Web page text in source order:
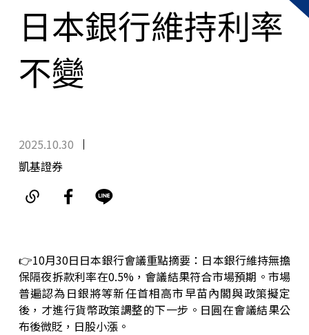
日本銀行維持利率
不變
2025.10.30
凱基證券
👉10月30日日本銀行會議重點摘要：日本銀行維持無擔
保隔夜拆款利率在0.5%，會議結果符合市場預期。市場
普遍認為日銀將等新任首相高市早苗內閣與政策擬定
後，才進行貨幣政策調整的下一步。日圓在會議結果公
布後微貶，日股小漲。